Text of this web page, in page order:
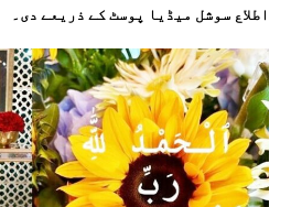
اطلاع سوشل میڈیا پوسٹ کے ذریعے دی۔